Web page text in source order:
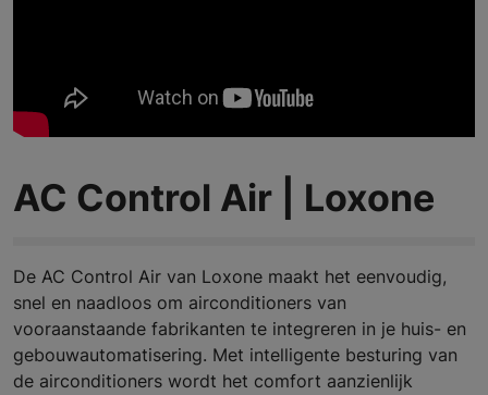
AC Control Air | Loxone
De AC Control Air van Loxone maakt het eenvoudig,
snel en naadloos om airconditioners van
vooraanstaande fabrikanten te integreren in je huis- en
gebouwautomatisering. Met intelligente besturing van
de airconditioners wordt het comfort aanzienlijk